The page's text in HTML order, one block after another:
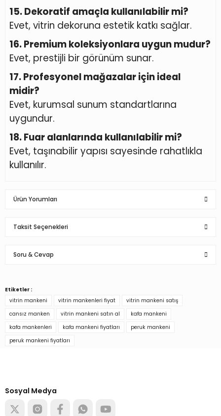
15. Dekoratif amaçla kullanılabilir mi?
Evet, vitrin dekoruna estetik katkı sağlar.
16. Premium koleksiyonlara uygun mudur?
Evet, prestijli bir görünüm sunar.
17. Profesyonel mağazalar için ideal
midir?
Evet, kurumsal sunum standartlarına
uygundur.
18. Fuar alanlarında kullanılabilir mi?
Evet, taşınabilir yapısı sayesinde rahatlıkla
kullanılır.
Ürün Yorumları
Taksit Seçenekleri
Soru & Cevap
Etiketler :
vitrin mankeni
vitrin mankenleri fiyat
vitrin mankeni satış
cansız manken
vitrin mankeni satın al
kafa mankeni
kafa mankenleri
kafa mankeni fiyatları
peruk mankeni
peruk mankeni fiyatları
Sosyal Medya